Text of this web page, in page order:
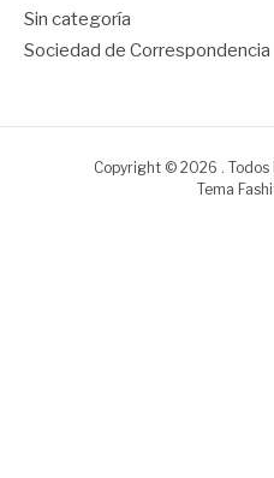
Sin categoría
Sociedad de Correspondencia
Copyright © 2026 .
Tema